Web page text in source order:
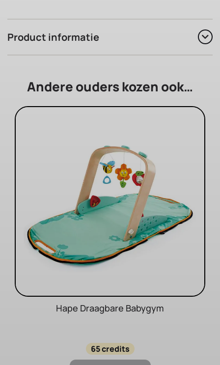
Product informatie
Andere ouders kozen ook…
Hape Draagbare Babygym
65 credits